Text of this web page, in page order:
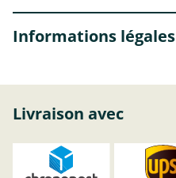
Informations légales
Livraison avec